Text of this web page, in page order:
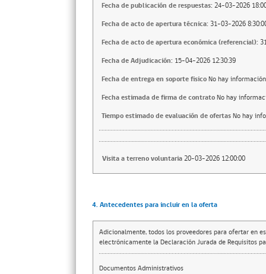
Fecha de publicación de respuestas: 24-03-2026
Fecha de acto de apertura técnica: 31-03-2026
Fecha de acto de apertura económica (referencial):
Fecha de Adjudicación: 15-04-2026 12:30:39
Fecha de entrega en soporte fisicoNo hay información
Fecha estimada de firma de contratoNo hay
Tiempo estimado de evaluación de ofertasNo hay
Visita a terreno voluntaria20-03-2026 12:00:00
4. Antecedentes para incluir en la oferta
Adicionalmente, todos los proveedores para ofertar en
electrónicamente la Declaración Jurada de Requisitos
Documentos Administrativos